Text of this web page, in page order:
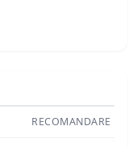
RECOMANDARE